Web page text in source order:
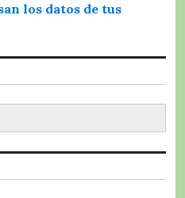
los datos de tus